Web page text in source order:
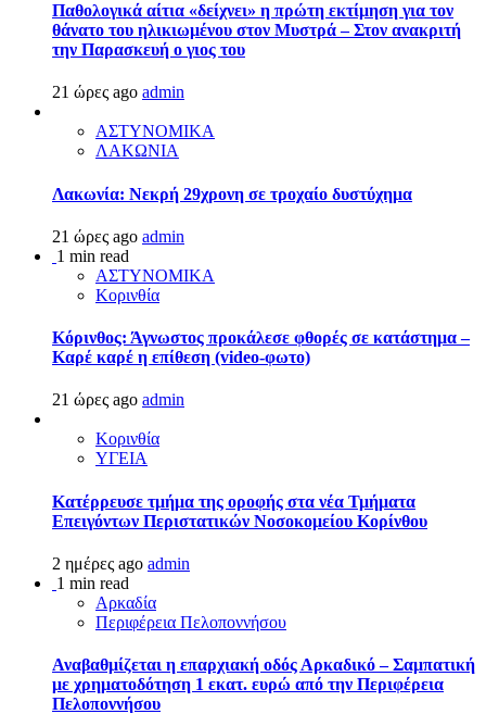
Παθολογικά αίτια «δείχνει» η πρώτη εκτίμηση για τον
θάνατο του ηλικιωμένου στον Μυστρά – Στον ανακριτή
την Παρασκευή ο γιος του
21 ώρες ago admin
ΑΣΤΥΝΟΜΙΚΑ
ΛΑΚΩΝΙΑ
Λακωνία: Νεκρή 29χρονη σε τροχαίο δυστύχημα
21 ώρες ago admin
1 min read
ΑΣΤΥΝΟΜΙΚΑ
Κορινθία
Κόρινθος: Άγνωστος προκάλεσε φθορές σε κατάστημα –
Καρέ καρέ η επίθεση (video-φωτο)
21 ώρες ago admin
Κορινθία
ΥΓΕΙΑ
Kατέρρευσε τμήμα της οροφής στα νέα Τμήματα
Επειγόντων Περιστατικών Νοσοκομείου Κορίνθου
2 ημέρες ago admin
1 min read
Αρκαδία
Περιφέρεια Πελοποννήσου
Αναβαθμίζεται η επαρχιακή οδός Αρκαδικό – Σαμπατική
με χρηματοδότηση 1 εκατ. ευρώ από την Περιφέρεια
Πελοποννήσου